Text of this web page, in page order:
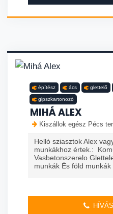
építész ács glettelő
gipszkartonozó
MIHÁ ALEX
Kiszállok egész Pécs
Helló sziasztok Alex
munkákhoz értek.:
Vasbetonszerelo
munkák És föld munkák